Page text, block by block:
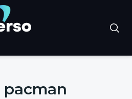
pacman